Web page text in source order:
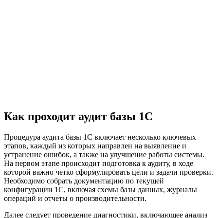
Как проходит аудит базы 1С
Процедура аудита базы 1С включает несколько ключевых
этапов, каждый из которых направлен на выявление и
устранение ошибок, а также на улучшение работы системы.
На первом этапе происходит подготовка к аудиту, в ходе
которой важно четко сформулировать цели и задачи проверки.
Необходимо собрать документацию по текущей
конфигурации 1С, включая схемы базы данных, журналы
операций и отчеты о производительности.
Далее следует проведение диагностики, включающее анализ